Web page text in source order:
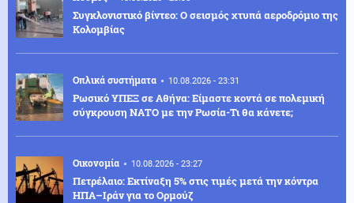
Συγκλονιστικό βίντεο: Ο σεισμός χτυπά αεροδρόμιο της
Κολομβίας
Οπλικά συστήματα 10.08.2026 - 23:31
Ρωσικό ΥΠΕΞ σε Αθήνα: Είμαστε κοντά σε πολεμική
σύγκρουση ΝΑΤΟ με την Ρωσία-Τι θα κάνετε;
Οικονομία 10.08.2026 - 23:27
Πετρέλαιο: Εκτίναξη 5% στις τιμές μετά την κόντρα
ΗΠΑ–Ιράν για το Ορμούζ